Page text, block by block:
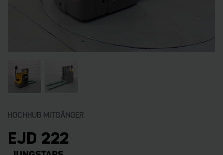
HOCHHUB MITGÄNGER
EJD 222